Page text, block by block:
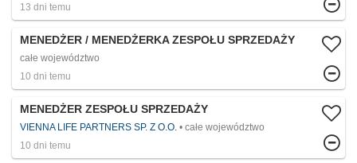
13 dni temu
MENEDŻER / MENEDŻERKA ZESPOŁU SPRZEDAŻY
całe województwo
10 dni temu
MENEDŻER ZESPOŁU SPRZEDAŻY
VIENNA LIFE PARTNERS SP. Z O.O.
całe województwo
10 dni temu